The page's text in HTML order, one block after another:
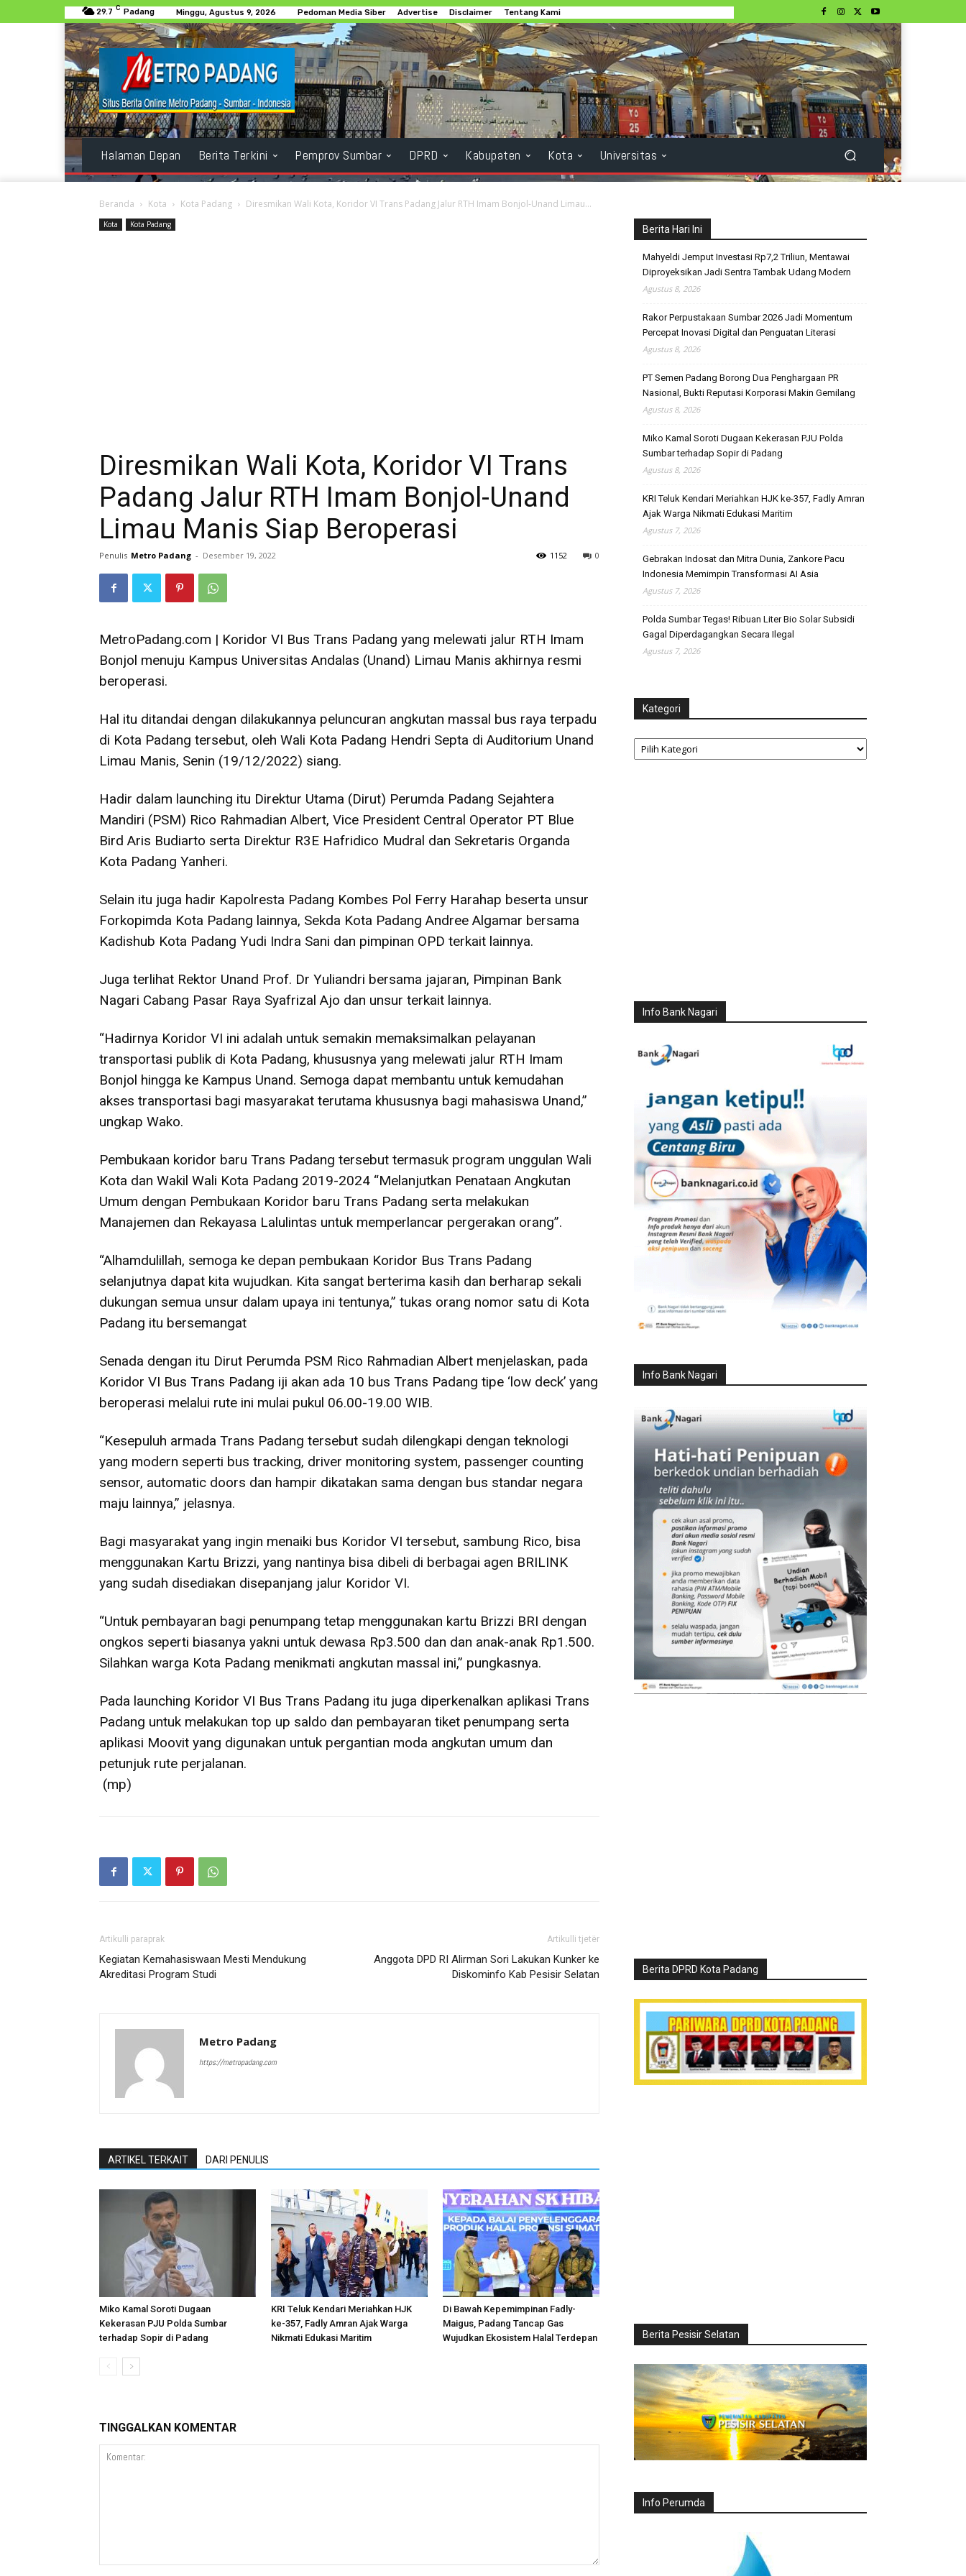
29.7 C Padang Minggu, Agustus 9, 2026 Pedoman Media Siber Advertise Disclaimer Tentang Kami
Halaman Depan Berita Terkini Pemprov Sumbar DPRD Kabupaten Kota Universitas
Beranda Kota Kota Padang Diresmikan Wali Kota, Koridor VI Trans Padang Jalur RTH Imam Bonjol-Unand Limau...
Kota Kota Padang
Diresmikan Wali Kota, Koridor VI Trans
Padang Jalur RTH Imam Bonjol-Unand
Limau Manis Siap Beroperasi
Penulis Metro Padang - Desember 19, 2022 0
1152
MetroPadang.com | Koridor VI Bus Trans Padang yang melewati jalur RTH Imam
Bonjol menuju Kampus Universitas Andalas (Unand) Limau Manis akhirnya resmi
beroperasi.
Hal itu ditandai dengan dilakukannya peluncuran angkutan massal bus raya terpadu
di Kota Padang tersebut, oleh Wali Kota Padang Hendri Septa di Auditorium Unand
Limau Manis, Senin (19/12/2022) siang.
Hadir dalam launching itu Direktur Utama (Dirut) Perumda Padang Sejahtera
Mandiri (PSM) Rico Rahmadian Albert, Vice President Central Operator PT Blue
Bird Aris Budiarto serta Direktur R3E Hafridico Mudral dan Sekretaris Organda
Kota Padang Yanheri.
Selain itu juga hadir Kapolresta Padang Kombes Pol Ferry Harahap beserta unsur
Forkopimda Kota Padang lainnya, Sekda Kota Padang Andree Algamar bersama
Kadishub Kota Padang Yudi Indra Sani dan pimpinan OPD terkait lainnya.
Juga terlihat Rektor Unand Prof. Dr Yuliandri bersama jajaran, Pimpinan Bank
Nagari Cabang Pasar Raya Syafrizal Ajo dan unsur terkait lainnya.
“Hadirnya Koridor VI ini adalah untuk semakin memaksimalkan pelayanan
transportasi publik di Kota Padang, khususnya yang melewati jalur RTH Imam
Bonjol hingga ke Kampus Unand. Semoga dapat membantu untuk kemudahan
akses transportasi bagi masyarakat terutama khususnya bagi mahasiswa Unand,”
ungkap Wako.
Pembukaan koridor baru Trans Padang tersebut termasuk program unggulan Wali
Kota dan Wakil Wali Kota Padang 2019-2024 “Melanjutkan Penataan Angkutan
Umum dengan Pembukaan Koridor baru Trans Padang serta melakukan
Manajemen dan Rekayasa Lalulintas untuk memperlancar pergerakan orang”.
“Alhamdulillah, semoga ke depan pembukaan Koridor Bus Trans Padang
selanjutnya dapat kita wujudkan. Kita sangat berterima kasih dan berharap sekali
dukungan semua unsur dalam upaya ini tentunya,” tukas orang nomor satu di Kota
Padang itu bersemangat
Senada dengan itu Dirut Perumda PSM Rico Rahmadian Albert menjelaskan, pada
Koridor VI Bus Trans Padang iji akan ada 10 bus Trans Padang tipe ‘low deck’ yang
beroperasi melalui rute ini mulai pukul 06.00-19.00 WIB.
“Kesepuluh armada Trans Padang tersebut sudah dilengkapi dengan teknologi
yang modern seperti bus tracking, driver monitoring system, passenger counting
sensor, automatic doors dan hampir dikatakan sama dengan bus standar negara
maju lainnya,” jelasnya.
Bagi masyarakat yang ingin menaiki bus Koridor VI tersebut, sambung Rico, bisa
menggunakan Kartu Brizzi, yang nantinya bisa dibeli di berbagai agen BRILINK
yang sudah disediakan disepanjang jalur Koridor VI.
“Untuk pembayaran bagi penumpang tetap menggunakan kartu Brizzi BRI dengan
ongkos seperti biasanya yakni untuk dewasa Rp3.500 dan dan anak-anak Rp1.500.
Silahkan warga Kota Padang menikmati angkutan massal ini,” pungkasnya.
Pada launching Koridor VI Bus Trans Padang itu juga diperkenalkan aplikasi Trans
Padang untuk melakukan top up saldo dan pembayaran tiket penumpang serta
aplikasi Moovit yang digunakan untuk pergantian moda angkutan umum dan
petunjuk rute perjalanan.
(mp)
Artikulli paraprak
Kegiatan Kemahasiswaan Mesti Mendukung
Akreditasi Program Studi
Artikulli tjetër
Anggota DPD RI Alirman Sori Lakukan Kunker ke
Diskominfo Kab Pesisir Selatan
Metro Padang
https://metropadang.com
ARTIKEL TERKAIT DARI PENULIS
Miko Kamal Soroti Dugaan
Kekerasan PJU Polda Sumbar
terhadap Sopir di Padang
KRI Teluk Kendari Meriahkan HJK
ke-357, Fadly Amran Ajak Warga
Nikmati Edukasi Maritim
Di Bawah Kepemimpinan Fadly-
Maigus, Padang Tancap Gas
Wujudkan Ekosistem Halal Terdepan
TINGGALKAN KOMENTAR
Berita Hari Ini
Mahyeldi Jemput Investasi Rp7,2 Triliun, Mentawai
Diproyeksikan Jadi Sentra Tambak Udang Modern
Agustus 8, 2026
Rakor Perpustakaan Sumbar 2026 Jadi Momentum
Percepat Inovasi Digital dan Penguatan Literasi
Agustus 8, 2026
PT Semen Padang Borong Dua Penghargaan PR
Nasional, Bukti Reputasi Korporasi Makin Gemilang
Agustus 8, 2026
Miko Kamal Soroti Dugaan Kekerasan PJU Polda
Sumbar terhadap Sopir di Padang
Agustus 8, 2026
KRI Teluk Kendari Meriahkan HJK ke-357, Fadly Amran
Ajak Warga Nikmati Edukasi Maritim
Agustus 7, 2026
Gebrakan Indosat dan Mitra Dunia, Zankore Pacu
Indonesia Memimpin Transformasi AI Asia
Agustus 7, 2026
Polda Sumbar Tegas! Ribuan Liter Bio Solar Subsidi
Gagal Diperdagangkan Secara Ilegal
Agustus 7, 2026
Kategori
Kategori
Info Bank Nagari
Info Bank Nagari
Berita DPRD Kota Padang
Berita Pesisir Selatan
Info Perumda